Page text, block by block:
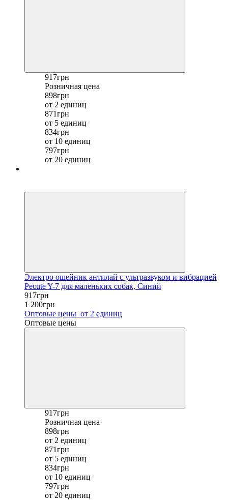
917грн
Розничная цена
898грн
от 2 единиц
871грн
от 5 единиц
834грн
от 10 единиц
797грн
от 20 единиц
Электро ошейник антилай с ультразвуком и вибрацией
Pecute Y-7 для маленьких собак, Синий
917грн
1 200грн
Оптовые цены от 2 единиц
Оптовые цены
917грн
Розничная цена
898грн
от 2 единиц
871грн
от 5 единиц
834грн
от 10 единиц
797грн
от 20 единиц